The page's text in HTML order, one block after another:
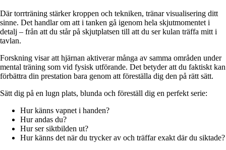
Där torrträning stärker kroppen och tekniken, tränar visualisering ditt
sinne. Det handlar om att i tanken gå igenom hela skjutmomentet i
detalj – från att du står på skjutplatsen till att du ser kulan träffa mitt i
tavlan.
Forskning visar att hjärnan aktiverar många av samma områden under
mental träning som vid fysisk utförande. Det betyder att du faktiskt kan
förbättra din prestation bara genom att föreställa dig den på rätt sätt.
Sätt dig på en lugn plats, blunda och föreställ dig en perfekt serie:
Hur känns vapnet i handen?
Hur andas du?
Hur ser siktbilden ut?
Hur känns det när du trycker av och träffar exakt där du siktade?